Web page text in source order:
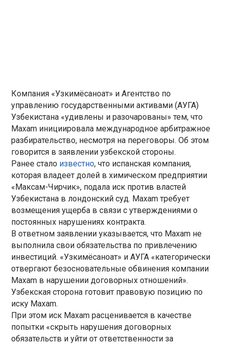
Компания «Узкимёсаноат» и Агентство по
управлению государственными активами (АУГА)
Узбекистана «удивлены и разочарованы» тем, что
Maxam инициировала международное арбитражное
разбирательство, несмотря на переговоры. Об этом
говорится в заявлении узбекской стороны.
Ранее стало известно, что испанская компания,
которая владеет долей в химическом предприятии
«Максам-Чирчик», подала иск против властей
Узбекистана в лондонский суд. Maxam требует
возмещения ущерба в связи с утверждениями о
постоянных нарушениях контракта.
В ответном заявлении указывается, что Maxam не
выполнила свои обязательства по привлечению
инвестиций. «Узкимёсаноат» и АУГА «категорически
отвергают безосновательные обвинения компании
Maxam в нарушении договорных отношений».
Узбекская сторона готовит правовую позицию по
иску Maxam.
При этом иск Maxam расценивается в качестве
попытки «скрыть нарушения договорных
обязательств и уйти от ответственности за